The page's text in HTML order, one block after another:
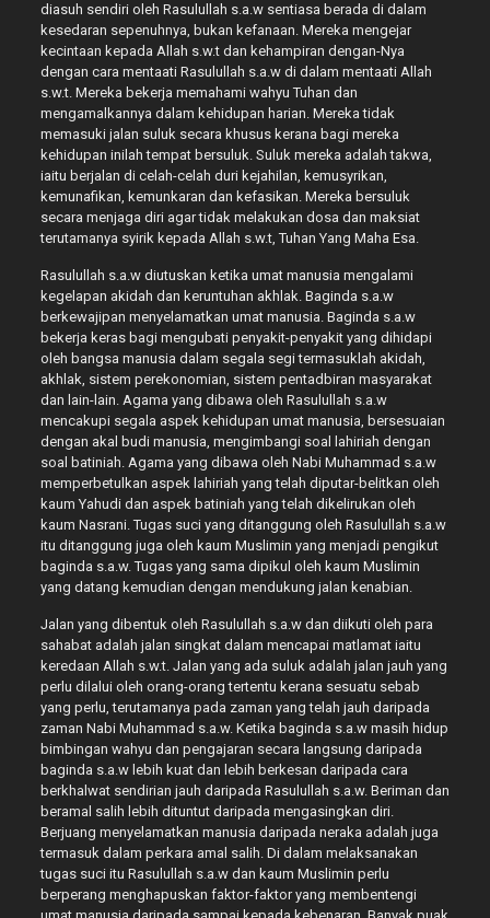
diasuh sendiri oleh Rasulullah s.a.w sentiasa berada di dalam
kesedaran sepenuhnya, bukan kefanaan. Mereka mengejar
kecintaan kepada Allah s.w.t dan kehampiran dengan-Nya
dengan cara mentaati Rasulullah s.a.w di dalam mentaati Allah
s.w.t. Mereka bekerja memahami wahyu Tuhan dan
mengamalkannya dalam kehidupan harian. Mereka tidak
memasuki jalan suluk secara khusus kerana bagi mereka
kehidupan inilah tempat bersuluk. Suluk mereka adalah takwa,
iaitu berjalan di celah-celah duri kejahilan, kemusyrikan,
kemunafikan, kemunkaran dan kefasikan. Mereka bersuluk
secara menjaga diri agar tidak melakukan dosa dan maksiat
terutamanya syirik kepada Allah s.w.t, Tuhan Yang Maha Esa.
Rasulullah s.a.w diutuskan ketika umat manusia mengalami
kegelapan akidah dan keruntuhan akhlak. Baginda s.a.w
berkewajipan menyelamatkan umat manusia. Baginda s.a.w
bekerja keras bagi mengubati penyakit-penyakit yang dihidapi
oleh bangsa manusia dalam segala segi termasuklah akidah,
akhlak, sistem perekonomian, sistem pentadbiran masyarakat
dan lain-lain. Agama yang dibawa oleh Rasulullah s.a.w
mencakupi segala aspek kehidupan umat manusia, bersesuaian
dengan akal budi manusia, mengimbangi soal lahiriah dengan
soal batiniah. Agama yang dibawa oleh Nabi Muhammad s.a.w
memperbetulkan aspek lahiriah yang telah diputar-belitkan oleh
kaum Yahudi dan aspek batiniah yang telah dikelirukan oleh
kaum Nasrani. Tugas suci yang ditanggung oleh Rasulullah s.a.w
itu ditanggung juga oleh kaum Muslimin yang menjadi pengikut
baginda s.a.w. Tugas yang sama dipikul oleh kaum Muslimin
yang datang kemudian dengan mendukung jalan kenabian.
Jalan yang dibentuk oleh Rasulullah s.a.w dan diikuti oleh para
sahabat adalah jalan singkat dalam mencapai matlamat iaitu
keredaan Allah s.w.t. Jalan yang ada suluk adalah jalan jauh yang
perlu dilalui oleh orang-orang tertentu kerana sesuatu sebab
yang perlu, terutamanya pada zaman yang telah jauh daripada
zaman Nabi Muhammad s.a.w. Ketika baginda s.a.w masih hidup
bimbingan wahyu dan pengajaran secara langsung daripada
baginda s.a.w lebih kuat dan lebih berkesan daripada cara
berkhalwat sendirian jauh daripada Rasulullah s.a.w. Beriman dan
beramal salih lebih dituntut daripada mengasingkan diri.
Berjuang menyelamatkan manusia daripada neraka adalah juga
termasuk dalam perkara amal salih. Di dalam melaksanakan
tugas suci itu Rasulullah s.a.w dan kaum Muslimin perlu
berperang menghapuskan faktor-faktor yang membentengi